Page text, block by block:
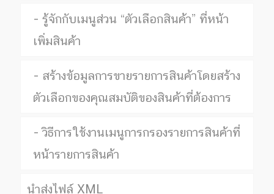
รู้จักกับเมนูส่วน “ตัวเลือกสินค้า” ที่หน้า
เพิ่มสินค้า
สร้างข้อมูลการขายรายการสินค้าโดยสร้าง
ตัวเลือกของคุณสมบัติของสินค้าที่ต้องการ
วิธีการใช้งานเมนูการกรองรายการสินค้าที่
หน้ารายการสินค้า
นำส่งไฟล์ XML